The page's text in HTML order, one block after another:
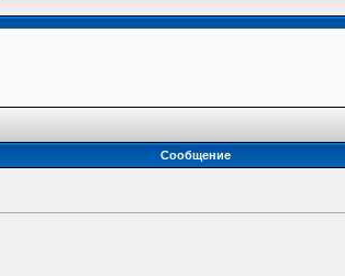
Сообщение